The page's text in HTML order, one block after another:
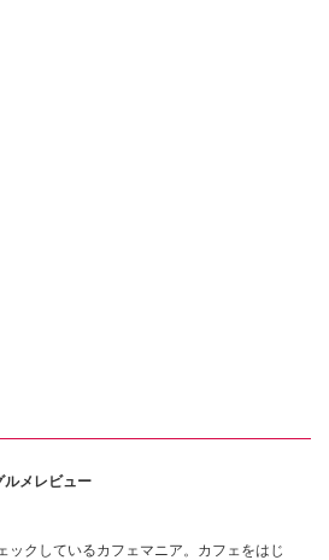
ルメレビュー
ックしているカフェマニア。カフェをはじ